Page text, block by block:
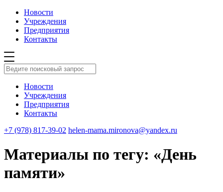
Новости
Учреждения
Предприятия
Контакты
Новости
Учреждения
Предприятия
Контакты
+7 (978) 817-39-02 helen-mama.mironova@yandex.ru
Материалы по тегу: «День
памяти»